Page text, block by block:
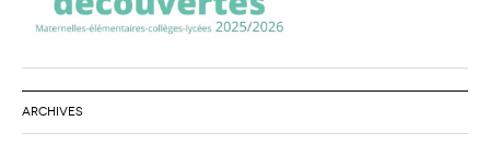
ARCHIVES